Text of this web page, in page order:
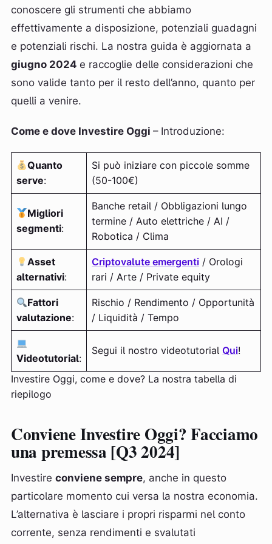
conoscere gli strumenti che abbiamo
effettivamente a disposizione, potenziali guadagni
e potenziali rischi. La nostra guida è aggiornata a
giugno 2024 e raccoglie delle considerazioni che
sono valide tanto per il resto dell’anno, quanto per
quelli a venire.
Come e dove Investire Oggi – Introduzione:
Quanto
serve:
Si può iniziare con piccole somme
(50-100€)
Migliori
segmenti:
Banche retail / Obbligazioni lungo
termine / Auto elettriche / AI /
Robotica / Clima
Asset
alternativi:
Criptovalute emergenti / Orologi
rari / Arte / Private equity
Fattori
valutazione:
Rischio / Rendimento / Opportunità
/ Liquidità / Tempo
Videotutorial:
Segui il nostro videotutorial Qui!
Investire Oggi, come e dove? La nostra tabella di
riepilogo
Conviene Investire Oggi? Facciamo
una premessa [Q3 2024]
Investire conviene sempre, anche in questo
particolare momento cui versa la nostra economia.
L’alternativa è lasciare i propri risparmi nel conto
corrente, senza rendimenti e svalutati